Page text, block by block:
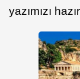
yazımızı